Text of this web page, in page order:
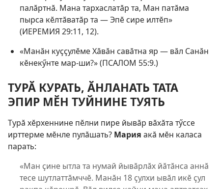
палӑртнӑ. Мана тархаслатӑр та, Ман патӑма
пырса кӗлтӑватӑр та — Эпӗ сире илтӗп»
(ИЕРЕМИЯ 29:11, 12).
«Манӑн куҫҫулӗме Хӑвӑн савӑтна яр — вӑл Санӑн
кӗнекӳнте мар-ши?» (ПСАЛОМ 55:9.)
ТУРӐ КУРАТЬ, ӐНЛАНАТЬ ТАТА
ЭПИР МӖН ТУЙНИНЕ ТУЯТЬ
Турӑ хӗрхеннине пӗлни пире йывӑр вӑхӑта тӳссе
ирттерме мӗнле пулӑшать? Мария акӑ мӗн каласа
парать:
«Ман ҫине ытла та нумай йывӑрлӑх йӑтӑнса аннӑ
тесе шутлаттӑмччӗ. Манӑн 18 ҫулхи ывӑл икӗ ҫул